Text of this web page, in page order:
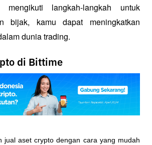
mengikuti langkah-langkah untuk
bijak, kamu dapat meningkatkan
dunia trading.
di Bittime
jual aset crypto dengan cara yang mudah